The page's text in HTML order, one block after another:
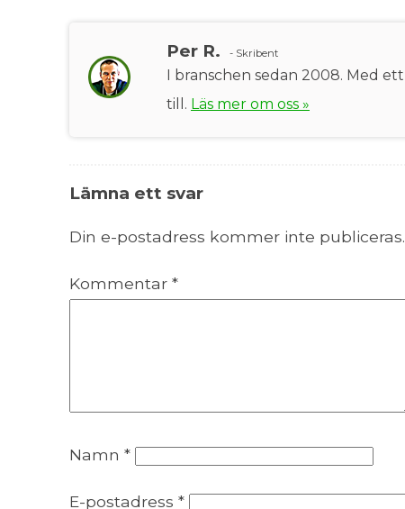
Per R. - Skribent
I branschen sedan 2008. Med
till. Läs mer om oss »
Lämna ett svar
Din e-postadress kommer inte publiceras.
Kommentar *
Namn *
E-postadress *